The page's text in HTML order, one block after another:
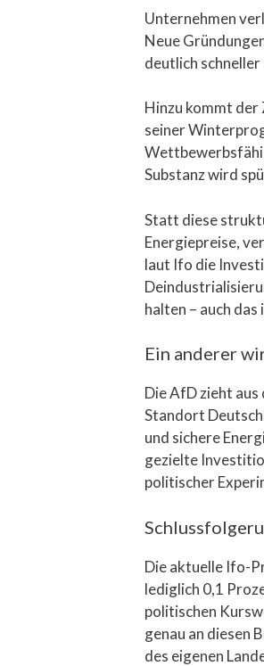
Unternehmen
Neue
deutlich
Hinzu kommt
seiner
Substanz wird
Statt diese
Energiepreise,
laut Ifo die
halten – auch
Ein anderer
Die AfD zieht
Standort
und sichere
gezielte
politischer
Die aktuelle Ifo-
lediglich 0,1
politischen
genau an diesen
des eigenen